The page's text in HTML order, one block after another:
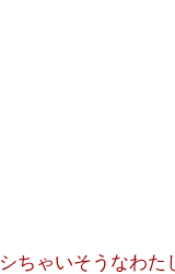
シちゃいそうなわた